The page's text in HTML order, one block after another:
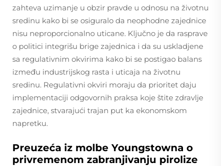
zahteva uzimanje u obzir pravde u odnosu na životnu
sredinu kako bi se osiguralo da neophodne zajednice
nisu neproporcionalno uticane. Ključno je da rasprave
o politici integrišu brige zajednica i da su uskladjene
sa regulativnim okvirima kako bi se postigao balans
između industrijskog rasta i uticaja na životnu
sredinu. Regulativni okviri moraju da prioritet daju
implementaciji odgovornih praksa koje štite zdravlje
zajednice, stvarajući trajan put ka ekonomskom
napretku.
Preuzeća iz molbe Youngstowna o
privremenom zabranjivanju pirolize